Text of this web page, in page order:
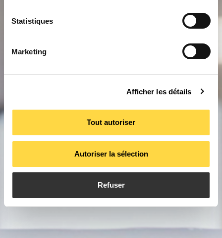
Statistiques
Marketing
Afficher les détails
Tout autoriser
Autoriser la sélection
Refuser